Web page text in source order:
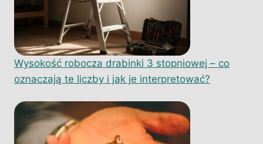
Wysokość robocza drabinki 3 stopniowej – co
oznaczają te liczby i jak je interpretować?